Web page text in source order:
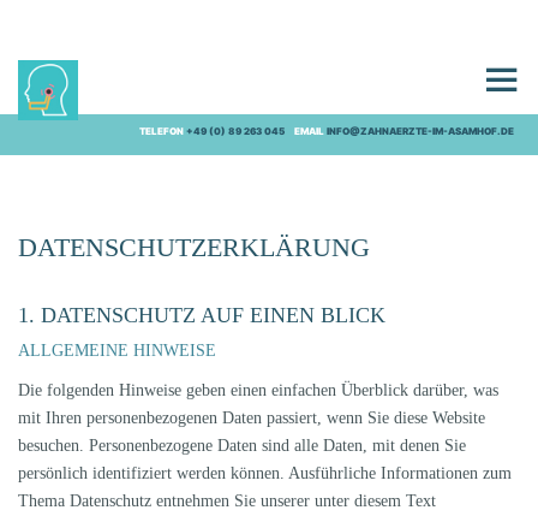
TELEFON +49 (0) 89 263 045 EMAIL INFO@ZAHNAERZTE-IM-ASAMHOF.DE
DATENSCHUTZ
DATENSCHUTZ­ERKLÄRUNG
1. DATENSCHUTZ AUF EINEN BLICK
ALLGEMEINE HINWEISE
Die folgenden Hinweise geben einen einfachen Überblick darüber, was
mit Ihren personenbezogenen Daten passiert, wenn Sie diese Website
besuchen. Personenbezogene Daten sind alle Daten, mit denen Sie
persönlich identifiziert werden können. Ausführliche Informationen zum
Thema Datenschutz entnehmen Sie unserer unter diesem Text